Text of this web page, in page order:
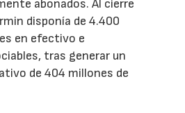
abonados. Al cierre
disponía de 4.400
en efectivo e
tras generar un
de 404 millones de